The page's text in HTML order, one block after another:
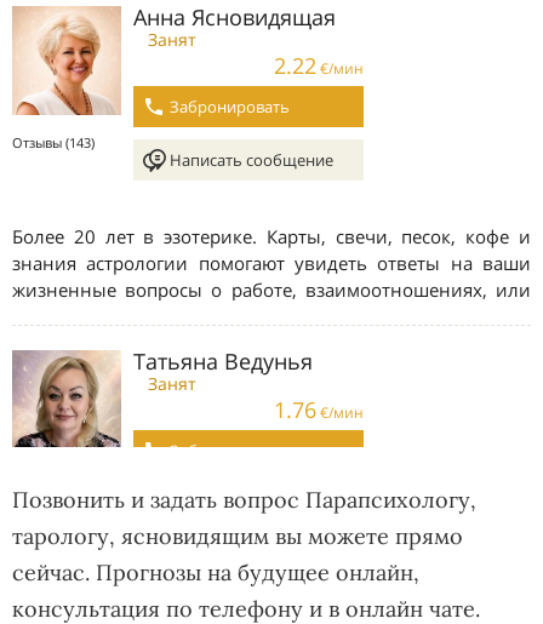
Позвонить и задать вопрос Парапсихологу,
тарологу, ясновидящим вы можете прямо
сейчас. Прогнозы на будущее онлайн,
консультация по телефону и в онлайн чате.